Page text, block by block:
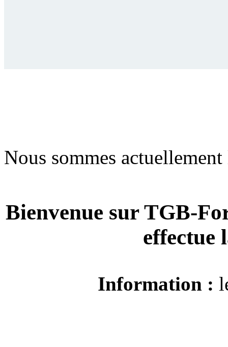
Nous sommes
Bienvenue sur TGB-
Information :